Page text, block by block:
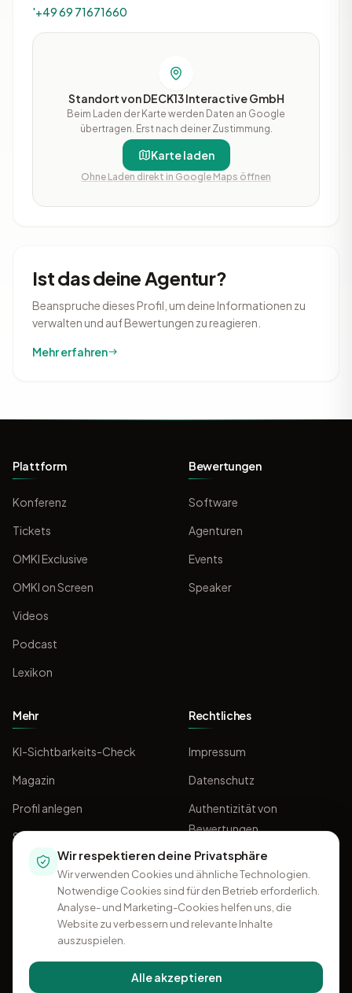
'+49 69 71671660
Standort von DECK13 Interactive GmbH
Beim Laden der Karte werden Daten an Google
übertragen. Erst nach deiner Zustimmung.
Karte laden
Ohne Laden direkt in Google Maps öffnen
Ist das deine Agentur?
Beanspruche dieses Profil, um deine Informationen zu
verwalten und auf Bewertungen zu reagieren.
Mehr erfahren
Plattform
Konferenz
Tickets
OMKI Exclusive
OMKI on Screen
Videos
Podcast
Lexikon
Bewertungen
Software
Agenturen
Events
Speaker
Mehr
KI-Sichtbarkeits-Check
Magazin
Profil anlegen
Sponsoring
Rechtliches
Impressum
Datenschutz
Authentizität von
Bewertungen
AGB
Wir respektieren deine Privatsphäre
Wir verwenden Cookies und ähnliche Technologien.
Notwendige Cookies sind für den Betrieb erforderlich.
Analyse- und Marketing-Cookies helfen uns, die
Website zu verbessern und relevante Inhalte
auszuspielen.
Alle akzeptieren